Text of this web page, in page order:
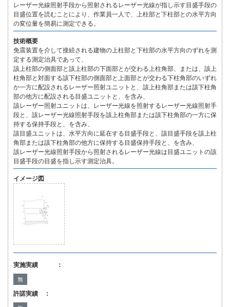
レーザー光線照射手段から照射されるレーザー光線が指し示す目盛手段の
目盛位置を読むことにより、作業員一人で、上柱部と下柱部との水平方向
の変位量を簡易に測定できる。
技術概要
免震装置を介して接続される建物の上柱部と下柱部の水平方向のずれを測
定する測定治具であって、
該上柱部の側面部と該上柱部の下面部とが交わる上柱角部、または、該上
柱角部と対面する該下柱部の側面部と上面部とが交わる下柱角部のいずれ
か一方に配設されるレーザー照射ユニットと、該上柱角部または該下柱角
部の他方に配設される目盛ユニットと、を含み、
該レーザー照射ユニットは、レーザー光線を照射するレーザー光線照射手
段と、該レーザー光線照射手段を該上柱角部または該下柱角部の一方に保
持する保持手段と、を含み、
該目盛ユニットは、水平方向に延在する目盛手段と、該目盛手段を該上柱
角部または該下柱角部の他方に保持する目盛保持手段と、を含み、
該レーザー光線照射手段から照射されるレーザー光線は目盛ユニットの該
目盛手段の目盛を指し示す測定治具。
イメージ図
実施実績 ：
無
許諾実績 ：